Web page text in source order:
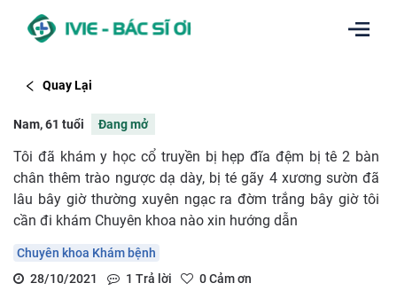
Quay Lại
Nam, 61 tuổi Đang mở
Tôi đã khám y học cổ truyền bị hẹp đĩa đệm bị tê 2 bàn
chân thêm trào ngược dạ dày, bị té gãy 4 xương sườn đã
lâu bây giờ thường xuyên ngạc ra đờm trắng bây giờ tôi
cần đi khám Chuyên khoa nào xin hướng dẫn
Chuyên khoa Khám bệnh
28/10/2021
1 Trả lời 0Cảm ơn